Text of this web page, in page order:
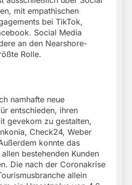
mit empathischen
bei TikTok,
Social Media
an den Nearshore-
Rolle.
namhafte neue
entschieden, ihren
gevekom zu gestalten,
Check24, Weber
konnte das
bestehenden Kunden
Die nach der Coronakrise
allein